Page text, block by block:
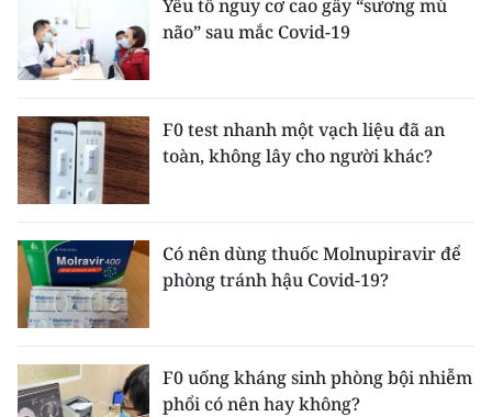
Yếu tố nguy cơ cao gây “sương mù
não” sau mắc Covid-19
F0 test nhanh một vạch liệu đã an
toàn, không lây cho người khác?
Có nên dùng thuốc Molnupiravir để
phòng tránh hậu Covid-19?
F0 uống kháng sinh phòng bội nhiễm
phổi có nên hay không?